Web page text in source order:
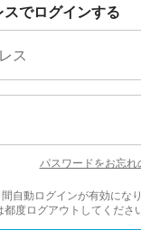
でログインする
ス
パスワードをお忘れ
自動ログインが有効になり
度ログアウトしてください